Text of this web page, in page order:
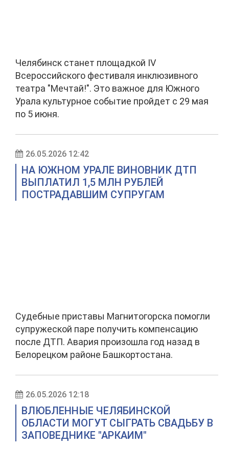
Челябинск станет площадкой IV
Всероссийского фестиваля инклюзивного
театра "Мечтай!". Это важное для Южного
Урала культурное событие пройдет с 29 мая
по 5 июня.
26.05.2026 12:42
НА ЮЖНОМ УРАЛЕ ВИНОВНИК ДТП
ВЫПЛАТИЛ 1,5 МЛН РУБЛЕЙ
ПОСТРАДАВШИМ СУПРУГАМ
Судебные приставы Магнитогорска помогли
супружеской паре получить компенсацию
после ДТП. Авария произошла год назад в
Белорецком районе Башкортостана.
26.05.2026 12:18
ВЛЮБЛЕННЫЕ ЧЕЛЯБИНСКОЙ
ОБЛАСТИ МОГУТ СЫГРАТЬ СВАДЬБУ В
ЗАПОВЕДНИКЕ "АРКАИМ"